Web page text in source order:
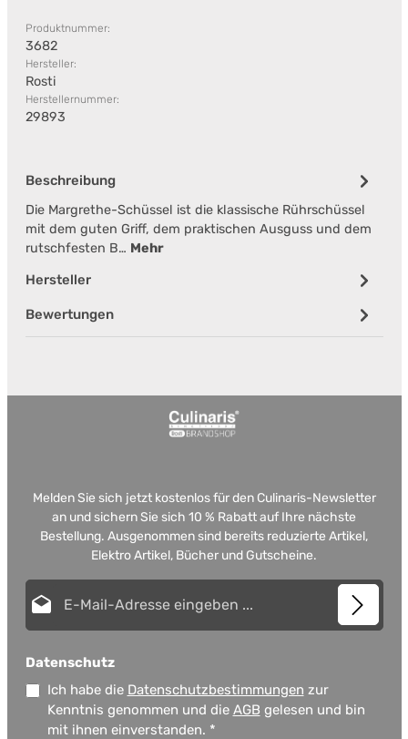
Produktnummer:
3682
Hersteller:
Rosti
Herstellernummer:
29893
Beschreibung
Die Margrethe-Schüssel ist die klassische Rührschüssel
mit dem guten Griff, dem praktischen Ausguss und dem
rutschfesten B… Mehr
Hersteller
Bewertungen
Melden Sie sich jetzt kostenlos für den Culinaris-Newsletter
an und sichern Sie sich 10 % Rabatt auf Ihre nächste
Bestellung. Ausgenommen sind bereits reduzierte Artikel,
Elektro Artikel, Bücher und Gutscheine.
Datenschutz
Ich habe die Datenschutzbestimmungen zur
Kenntnis genommen und die AGB gelesen und bin
mit ihnen einverstanden. *